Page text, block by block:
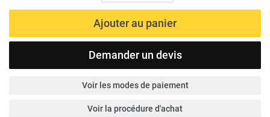
Ajouter au panier
Demander un devis
Voir les modes de paiement
Voir la procédure d'achat